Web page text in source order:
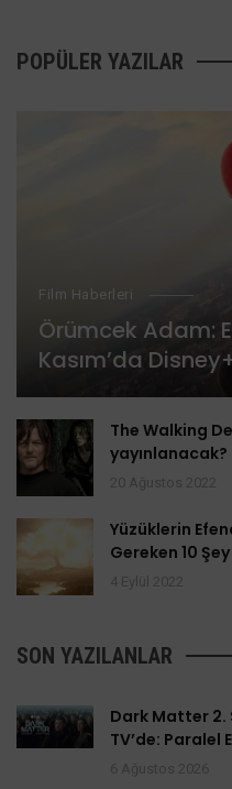
POPÜLER YAZILAR
Film Haberleri
Örümcek Adam:
Kasım’da
The Walking
yayınlanacak?
Yüzüklerin
Gereken 10 Şey
SON YAZILANLAR
Dark Matter 2.
TV’de: Paralel